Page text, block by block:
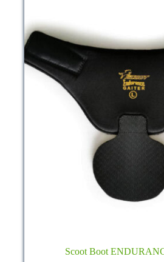
product
page
Scoot Boot